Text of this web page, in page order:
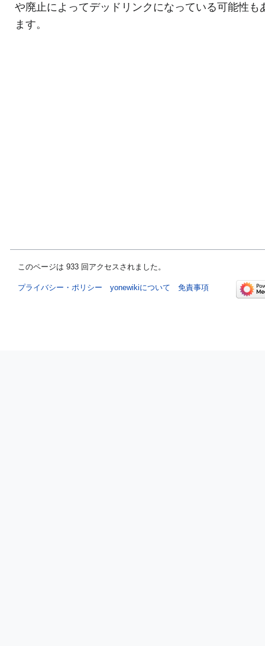
や廃止によってデッドリンクになっている可能性も
ます。
このページは 933 回アクセスされました。
プライバシー・ポリシー yonewikiについて 免責事項